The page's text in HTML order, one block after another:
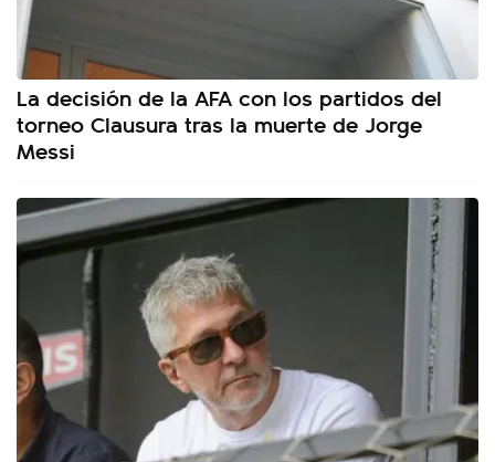
La decisión de la AFA con los partidos del
torneo Clausura tras la muerte de Jorge
Messi